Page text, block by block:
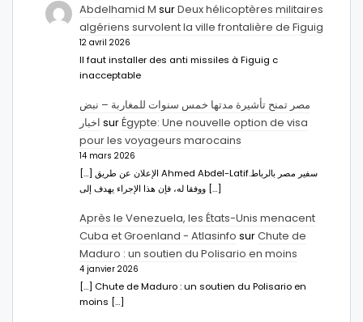
Abdelhamid M surDeux hélicoptères militaires
algériens survolent la ville frontalière de Figuig
12 avril 2026
Il faut installer des anti missiles à Figuig c
inacceptable
مصر تمنح تأشيرة مدتها خمس سنوات للمغاربة – نبض
اخبار surÉgypte: Une nouvelle option de visa
pour les voyageurs marocains
14 mars 2026
[…] الإعلان عن طريق Ahmed Abdel-Latifسفير مصر بالرباط.
ووفقا له، فإن هذا الإجراء يهدف إلى […]
Après le Venezuela, les États-Unis menacent
Cuba et Groenland - Atlasinfo surChute de
Maduro : un soutien du Polisario en moins
4 janvier 2026
[…] Chute de Maduro : un soutien du Polisario en
moins […]